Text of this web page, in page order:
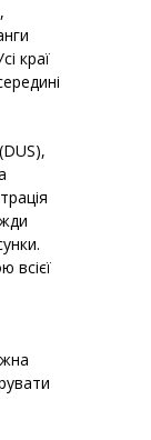
краї
всієї